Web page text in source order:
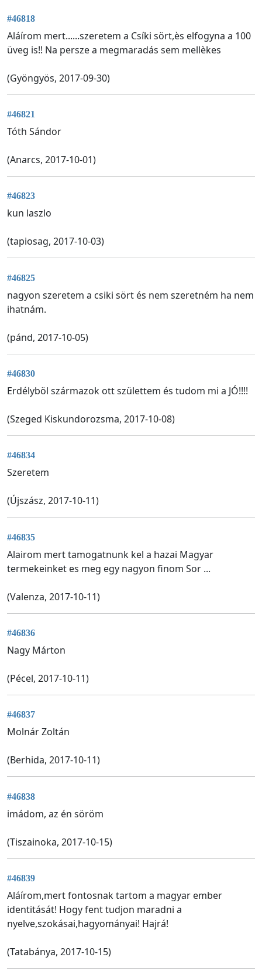
#46818
Aláírom mert......szeretem a Csíki sört,ès elfogyna a 100
üveg is!! Na persze a megmaradás sem mellèkes
(Gyöngyös, 2017-09-30)
#46821
Tóth Sándor
(Anarcs, 2017-10-01)
#46823
kun laszlo
(tapiosag, 2017-10-03)
#46825
nagyon szeretem a csiki sört és nem szeretném ha nem
ihatnám.
(pánd, 2017-10-05)
#46830
Erdélyböl származok ott születtem és tudom mi a JÓ!!!!
(Szeged Kiskundorozsma, 2017-10-08)
#46834
Szeretem
(Újszász, 2017-10-11)
#46835
Alairom mert tamogatnunk kel a hazai Magyar
termekeinket es meg egy nagyon finom Sor ...
(Valenza, 2017-10-11)
#46836
Nagy Márton
(Pécel, 2017-10-11)
#46837
Molnár Zoltán
(Berhida, 2017-10-11)
#46838
imádom, az én söröm
(Tiszainoka, 2017-10-15)
#46839
Aláírom,mert fontosnak tartom a magyar ember
identitását! Hogy fent tudjon maradni a
nyelve,szokásai,hagyományai! Hajrá!
(Tatabánya, 2017-10-15)